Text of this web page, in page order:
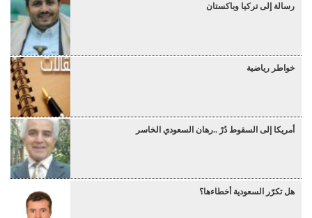
رسالة إلى تركيا وباكستان
خواطر رياضية
أمريكا إلى السقوط دُرْ ..رهان السعودي الخاسر
هل تكرّر السعودية أخطاءها؟